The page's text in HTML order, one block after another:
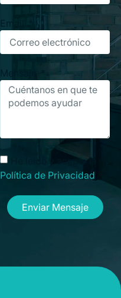
Email
Mensaje
He leído y acepto la
Política de Privacidad
Enviar Mensaje